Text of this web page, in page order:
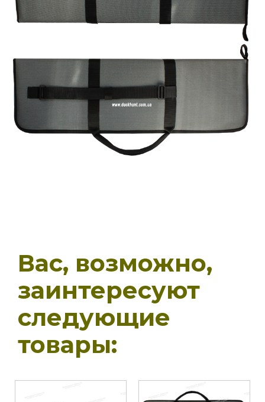
Вас, возможно,
заинтересуют
следующие
товары: